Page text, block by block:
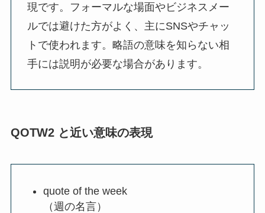
現です。フォーマルな場面やビジネスメー
ルでは避けた方がよく、主にSNSやチャッ
トで使われます。略語の意味を知らない相
手には説明が必要な場合があります。
QOTW2 と近い意味の表現
quote of the week
（週の名言）